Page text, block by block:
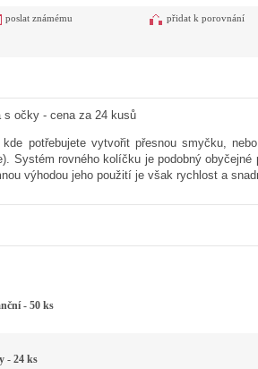
poslat známému přidat k porovnání
s očky - cena za 24 kusů
potřebujete vytvořit přesnou smyčku,
Systém rovného kolíčku je podobný
výhodou jeho použití je však rychlost a
- 50 ks
- 24 ks